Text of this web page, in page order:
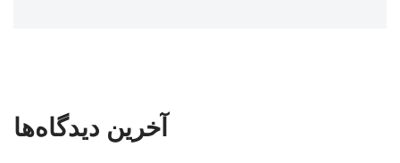
آخرین دیدگاه‌ها